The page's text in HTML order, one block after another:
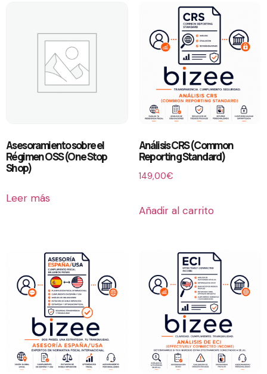
Asesoramiento sobre el
Régimen OSS (One Stop
Shop)
Leer más
Análisis CRS (Common
Reporting Standard)
149,00€
Añadir al carrito